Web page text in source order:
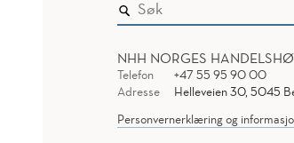
NHH NORGES
Telefon
+47 55 95 90 00
Adresse
Helleveien 30, 5045
Personvernerklæring og